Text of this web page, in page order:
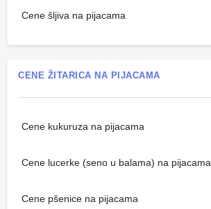
Cene šljiva na pijacama
CENE ŽITARICA NA PIJACAMA
Cene kukuruza na pijacama
Cene lucerke (seno u balama) na pijacama
Cene pšenice na pijacama